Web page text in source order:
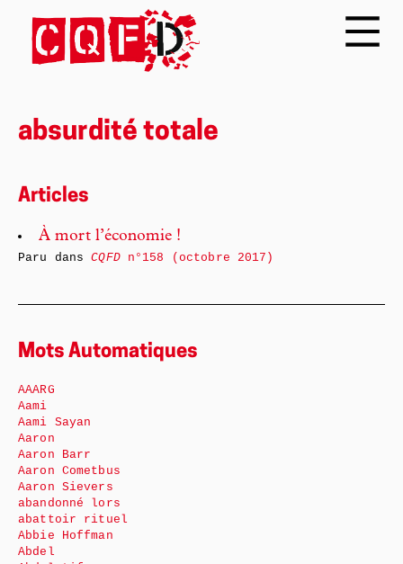
absurdité totale
Articles
À mort l’économie !
Paru dansCQFDn°158 (octobre 2017)
Mots Automatiques
AAARG
Aami
Aami Sayan
Aaron
Aaron Barr
Aaron Cometbus
Aaron Sievers
abandonné lors
abattoir rituel
Abbie Hoffman
Abdel